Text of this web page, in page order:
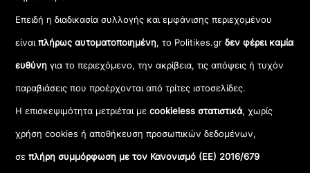
Επειδή η διαδικασία συλλογής και εμφάνισης περιεχομένου
είναιπλήρως αυτοματοποιημένη, το Politikes.grδεν φέρει καμία
ευθύνη για το περιεχόμενο, την ακρίβεια, τις απόψεις ή τυχόν
παραβιάσεις που προέρχονται από τρίτες ιστοσελίδες.
Η επισκεψιμότητα μετριέται μεcookieless στατιστικά, χωρίς
χρήση cookies ή αποθήκευση προσωπικών δεδομένων,
σεπλήρη συμμόρφωση με τον Κανονισμό (ΕΕ) 2016/679